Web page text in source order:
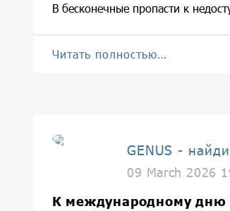
В бесконечные пропасти к
Читать полностью…
GENUS -
09 March 2026
К международному дню